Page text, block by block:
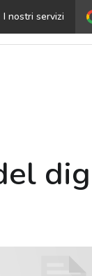
I nostri servizi
del